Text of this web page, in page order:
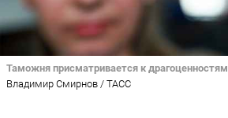
Таможня присматривается к драгоценностям
Владимир Смирнов / ТАСС